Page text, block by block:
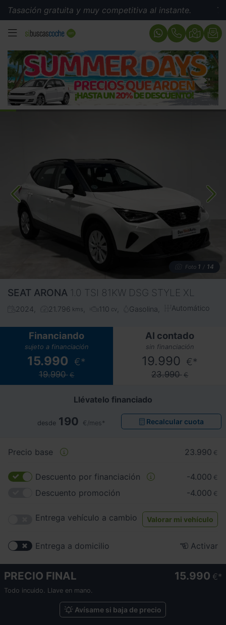
gratuita y muy competitiva al instante. Tasación
MENÚ
Foto 1 / 14
SEAT ARONA 1.0 TSI 81KW DSG STYLE XL
2024 21.796 kms 110 cv Gasolina Automático
Financiando
sujeto a financiación
15.990 €*
19.990 €
Al contado
sin financiación
19.990 €*
23.990 €
Llévatelo financiado
desde 190 €/mes* Recalcular cuota
Precio base 23.990 €
Descuento por financiación -4.000 €
Descuento promoción -4.000 €
Entrega vehículo a cambio Valorar mi vehículo
Entrega a domicilio Activar
PRECIO FINAL 15.990 €
Todo incuido. Llave en mano.
Avísame si baja de precio